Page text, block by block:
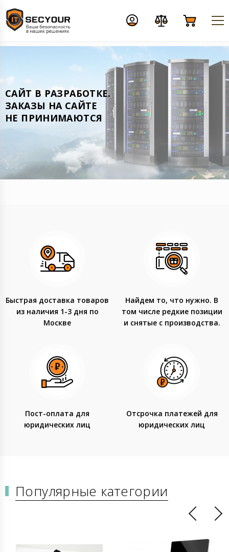
CАЙТ В РАЗРАБОТКЕ.
ЗАКАЗЫ НА САЙТЕ
НЕ ПРИНИМАЮТСЯ
Быстрая доставка товаров
из наличия 1-3 дня по
Москве
Найдем то, что нужно. В
том числе редкие позиции
и снятые с производства.
Пост-оплата для
юридических лиц
Отсрочка платежей для
юридических лиц
Популярные категории